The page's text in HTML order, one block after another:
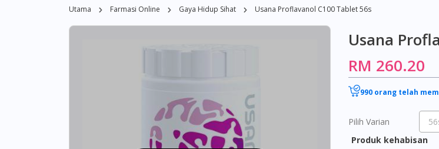
Utama Farmasi Online Gaya Hidup Sihat Usana Proflavanol C100 Tablet 56s
Usana
RM 260.20
990 orang telah
Pilih Varian
Produk kehabisan